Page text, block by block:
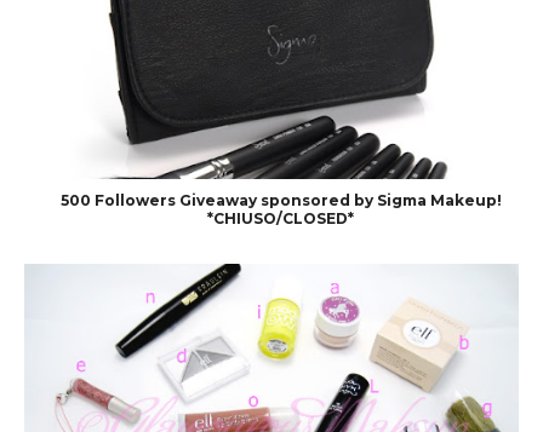
500 Followers Giveaway sponsored by Sigma Makeup!
*CHIUSO/CLOSED*